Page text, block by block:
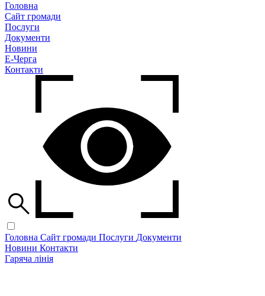
Головна
Сайт громади
Послуги
Документи
Новини
Е-Черга
Контакти
Головна Сайт громади Послуги Документи
Новини Контакти
Гаряча лінія